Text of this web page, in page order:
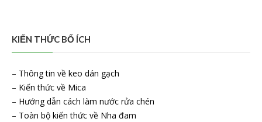
KIẾN THỨC BỔ ÍCH
– Thông tin về keo dán gạch
– Kiến thức về Mica
– Hướng dẫn cách làm nước rửa chén
– Toàn bộ kiến thức về Nha đam